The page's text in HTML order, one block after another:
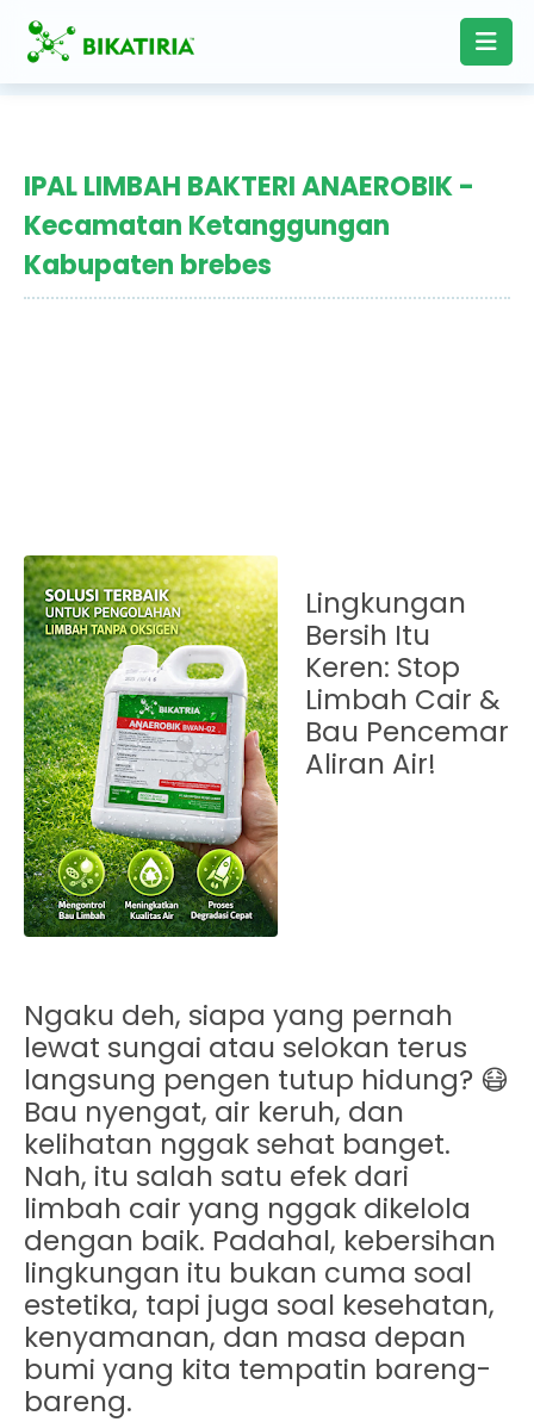
IPAL LIMBAH BAKTERI ANAEROBIK -
Kecamatan Ketanggungan
Kabupaten brebes
Lingkungan
Bersih Itu
Keren: Stop
Limbah Cair &
Bau Pencemar
Aliran Air!
Ngaku deh, siapa yang pernah
lewat sungai atau selokan terus
langsung pengen tutup hidung? 😷
Bau nyengat, air keruh, dan
kelihatan nggak sehat banget.
Nah, itu salah satu efek dari
limbah cair yang nggak dikelola
dengan baik. Padahal, kebersihan
lingkungan itu bukan cuma soal
estetika, tapi juga soal kesehatan,
kenyamanan, dan masa depan
bumi yang kita tempatin bareng-
bareng.